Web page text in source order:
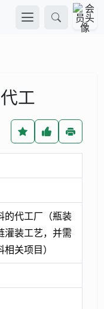
工
的代工厂（瓶装
灌装工艺，并需
关项目）